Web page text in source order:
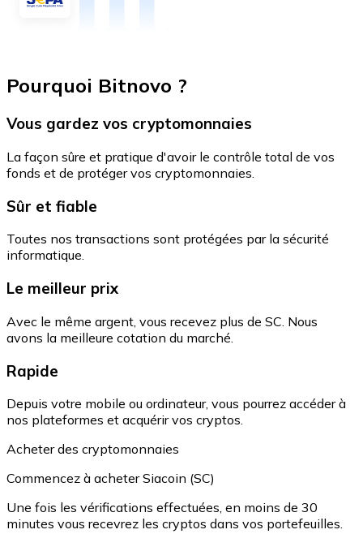
Pourquoi Bitnovo ?
Vous gardez vos cryptomonnaies
La façon sûre et pratique d'avoir le contrôle total de vos
fonds et de protéger vos cryptomonnaies.
Sûr et fiable
Toutes nos transactions sont protégées par la sécurité
informatique.
Le meilleur prix
Avec le même argent, vous recevez plus de SC. Nous
avons la meilleure cotation du marché.
Rapide
Depuis votre mobile ou ordinateur, vous pourrez accéder à
nos plateformes et acquérir vos cryptos.
Acheter des cryptomonnaies
Commencez à acheter Siacoin (SC)
Une fois les vérifications effectuées, en moins de 30
minutes vous recevrez les cryptos dans vos portefeuilles.